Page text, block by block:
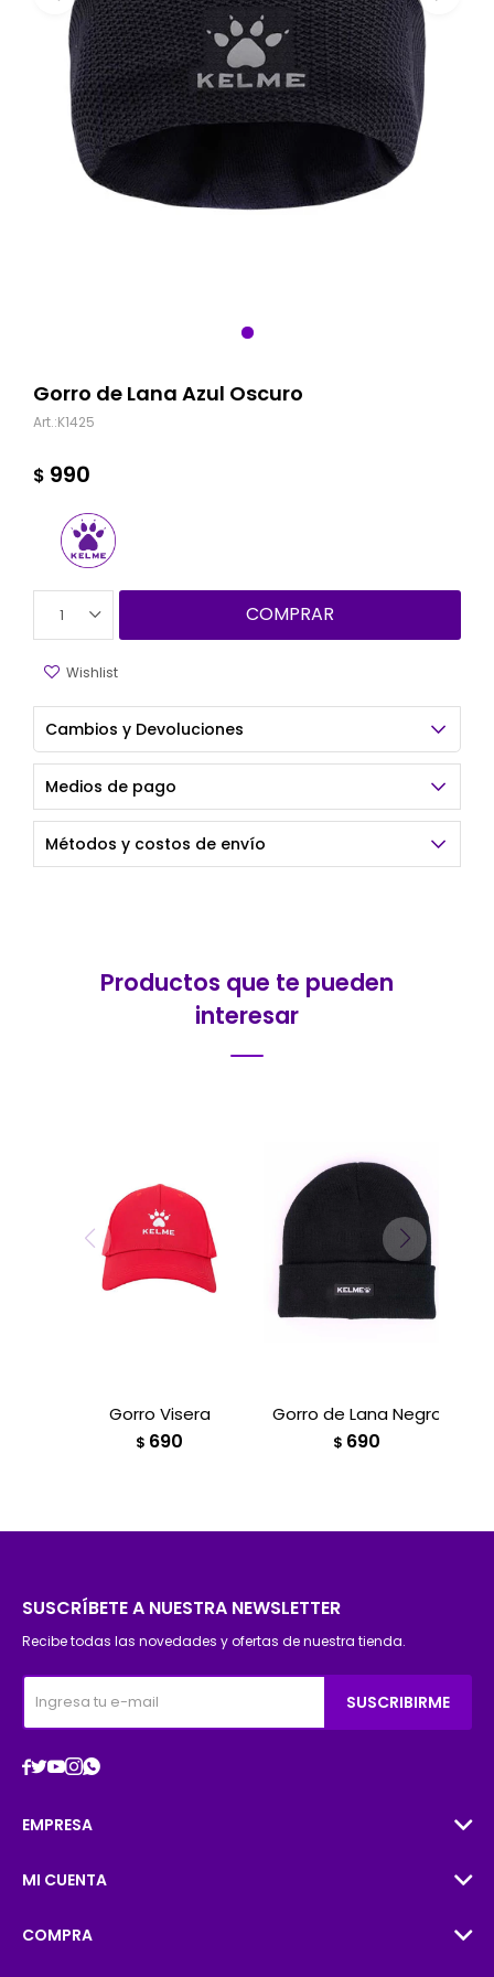
Gorro de Lana Azul Oscuro
K1425
$ 990
1 COMPRAR
Cambios y Devoluciones
Medios de pago
Métodos y costos de envío
Productos que te pueden
interesar
Gorro Visera
$ 690
Gorro de Lana Negro
$ 690
SUSCRÍBETE A NUESTRA NEWSLETTER
Recibe todas las novedades y ofertas de nuestra tienda.
SUSCRIBIRME

EMPRESA
MI CUENTA
COMPRA